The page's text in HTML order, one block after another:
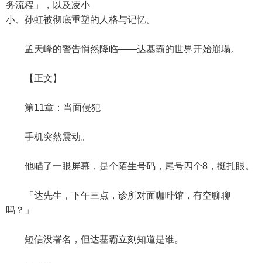
务流程」，以及凌小
小、孙虹被彻底重塑的人格与记忆。
孟天峰的警告悄然降临——达基霸的世界开始崩塌。
【正文】
第11章：当面侵犯
手机突然震动。
他瞄了一眼屏幕，是个陌生号码，尾号四个8，挺扎眼。
「达先生，下午三点，诊所对面咖啡馆，有空聊聊
吗？」
短信没署名，但达基霸立刻知道是谁。